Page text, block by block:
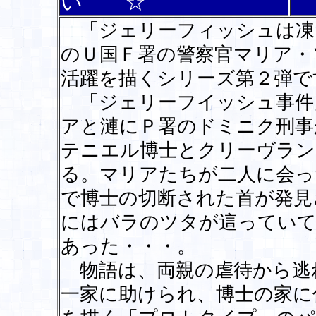
「ジェリーフィッシュは
のＵ国Ｆ署の警察官マリア
活躍を描くシリーズ第２弾
「ジェリーフイッシュ事
アと漣にＰ署のドミニク刑
テニエル博士とクリーヴラ
る。マリアたちが二人に会
で博士の切断された首が発
にはバラのツタが這ってい
あった・・・。
物語は、両親の虐待から
一家に助けられ、博士の家